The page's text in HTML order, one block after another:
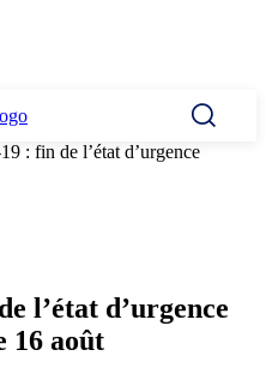
: fin de l’état d’urgence
l’état d’urgence
16 août